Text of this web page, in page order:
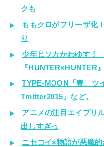
クも
ももクロがフリーザ化
り
少年ヒソカかわゆす！
『HUNTER×HUNTER
TYPE-MOON「春。ツ
Tmitter2015」など。
アニメの注目エイプリ
出しすぎっ
ニセコイ×物語が悪魔